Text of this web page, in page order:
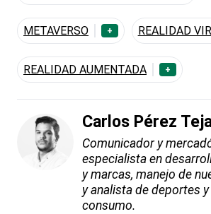
METAVERSO + REALIDAD
REALIDAD AUMENTADA +
Carlos Pérez
Comunicador y
especialista en
y marcas, manejo de
y analista de deportes
consumo.